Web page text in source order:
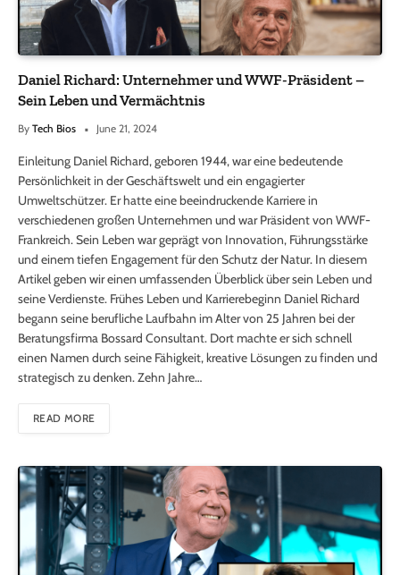
Daniel Richard: Unternehmer und WWF-Präsident –
Sein Leben und Vermächtnis
By Tech Bios June 21, 2024
Einleitung Daniel Richard, geboren 1944, war eine bedeutende
Persönlichkeit in der Geschäftswelt und ein engagierter
Umweltschützer. Er hatte eine beeindruckende Karriere in
verschiedenen großen Unternehmen und war Präsident von WWF-
Frankreich. Sein Leben war geprägt von Innovation, Führungsstärke
und einem tiefen Engagement für den Schutz der Natur. In diesem
Artikel geben wir einen umfassenden Überblick über sein Leben und
seine Verdienste. Frühes Leben und Karrierebeginn Daniel Richard
begann seine berufliche Laufbahn im Alter von 25 Jahren bei der
Beratungsfirma Bossard Consultant. Dort machte er sich schnell
einen Namen durch seine Fähigkeit, kreative Lösungen zu finden und
strategisch zu denken. Zehn Jahre…
READ MORE